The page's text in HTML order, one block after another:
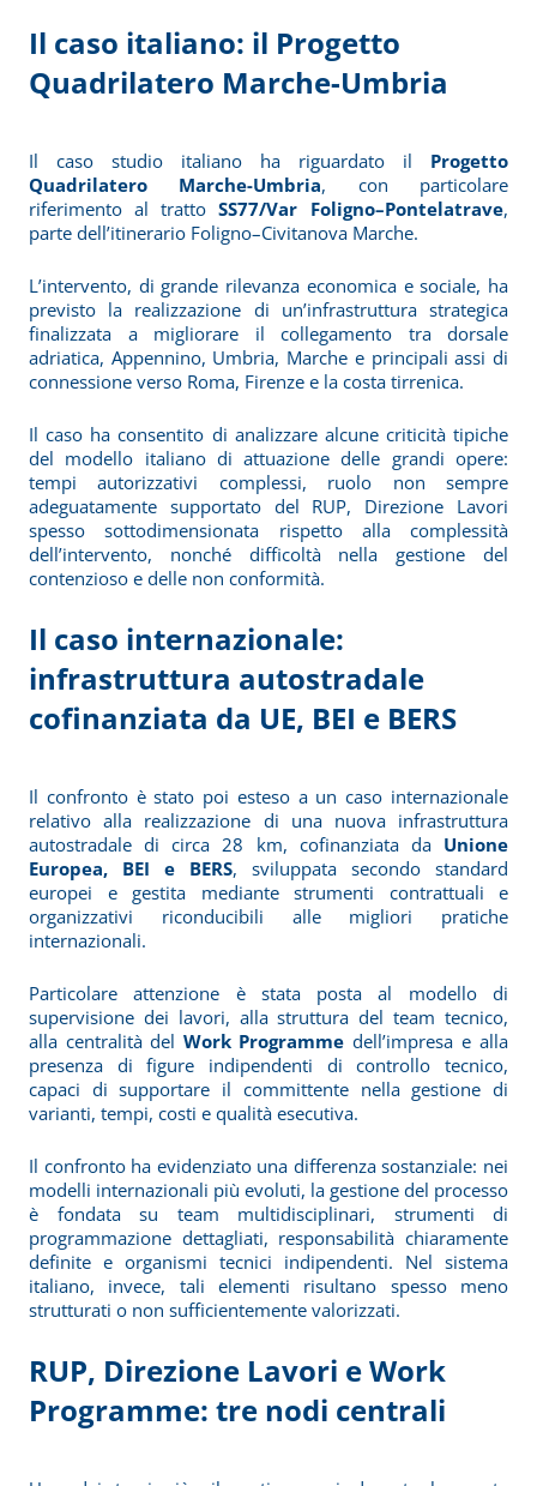
Il caso italiano: il Progetto
Quadrilatero Marche-Umbria
Il caso studio italiano ha riguardato il Progetto
Quadrilatero Marche-Umbria, con particolare
riferimento al tratto SS77/Var Foligno–Pontelatrave,
parte dell’itinerario Foligno–Civitanova Marche.
L’intervento, di grande rilevanza economica e sociale, ha
previsto la realizzazione di un’infrastruttura strategica
finalizzata a migliorare il collegamento tra dorsale
adriatica, Appennino, Umbria, Marche e principali assi di
connessione verso Roma, Firenze e la costa tirrenica.
Il caso ha consentito di analizzare alcune criticità tipiche
del modello italiano di attuazione delle grandi opere:
tempi autorizzativi complessi, ruolo non sempre
adeguatamente supportato del RUP, Direzione Lavori
spesso sottodimensionata rispetto alla complessità
dell’intervento, nonché difficoltà nella gestione del
contenzioso e delle non conformità.
Il caso internazionale:
infrastruttura autostradale
cofinanziata da UE, BEI e BERS
Il confronto è stato poi esteso a un caso internazionale
relativo alla realizzazione di una nuova infrastruttura
autostradale di circa 28 km, cofinanziata da Unione
Europea, BEI e BERS, sviluppata secondo standard
europei e gestita mediante strumenti contrattuali e
organizzativi riconducibili alle migliori pratiche
internazionali.
Particolare attenzione è stata posta al modello di
supervisione dei lavori, alla struttura del team tecnico,
alla centralità del Work Programme dell’impresa e alla
presenza di figure indipendenti di controllo tecnico,
capaci di supportare il committente nella gestione di
varianti, tempi, costi e qualità esecutiva.
Il confronto ha evidenziato una differenza sostanziale: nei
modelli internazionali più evoluti, la gestione del processo
è fondata su team multidisciplinari, strumenti di
programmazione dettagliati, responsabilità chiaramente
definite e organismi tecnici indipendenti. Nel sistema
italiano, invece, tali elementi risultano spesso meno
strutturati o non sufficientemente valorizzati.
RUP, Direzione Lavori e Work
Programme: tre nodi centrali